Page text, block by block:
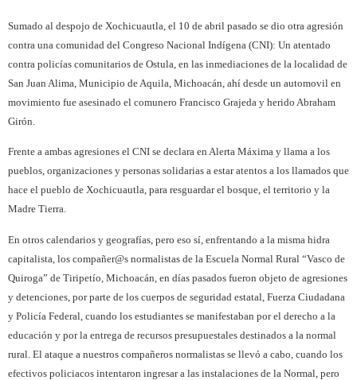
Sumado al despojo de Xochicuautla, el 10 de abril pasado se dio otra agresión
contra una comunidad del Congreso Nacional Indígena (CNI): Un atentado
contra policías comunitarios de Ostula, en las inmediaciones de la localidad de
San Juan Alima, Municipio de Aquila, Michoacán, ahí desde un automovil en
movimiento fue asesinado el comunero Francisco Grajeda y herido Abraham
Girón.
Frente a ambas agresiones el CNI se declara en Alerta Máxima y llama a los
pueblos, organizaciones y personas solidarias a estar atentos a los llamados que
hace el pueblo de Xochicuautla, para resguardar el bosque, el territorio y la
Madre Tierra.
En otros calendarios y geografías, pero eso sí, enfrentando a la misma hidra
capitalista, los compañer@s normalistas de la Escuela Normal Rural “Vasco de
Quiroga” de Tiripetío, Michoacán, en días pasados fueron objeto de agresiones
y detenciones, por parte de los cuerpos de seguridad estatal, Fuerza Ciudadana
y Policía Federal, cuando los estudiantes se manifestaban por el derecho a la
educación y por la entrega de recursos presupuestales destinados a la normal
rural. El ataque a nuestros compañeros normalistas se llevó a cabo, cuando los
efectivos policiacos intentaron ingresar a las instalaciones de la Normal, pero